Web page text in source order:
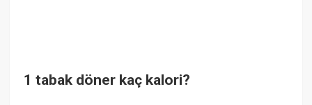
1 tabak döner kaç kalori?